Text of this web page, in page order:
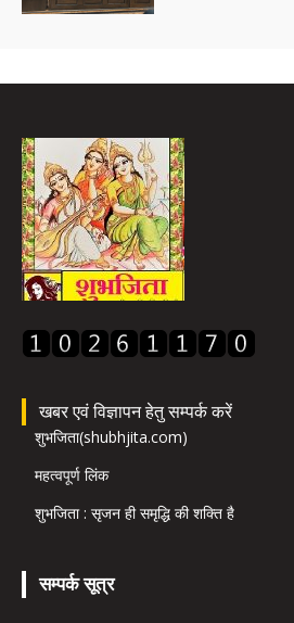
खबर एवं विज्ञापन हेतु सम्पर्क करें
शुभजिता(shubhjita.com)
महत्वपूर्ण लिंक
शुभजिता : सृजन ही समृद्धि की शक्ति है
सम्पर्क सूत्र